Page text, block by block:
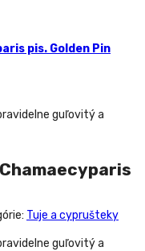
pis. Golden Pin
guľovitý a
Tuje a cyprušteky
guľovitý a